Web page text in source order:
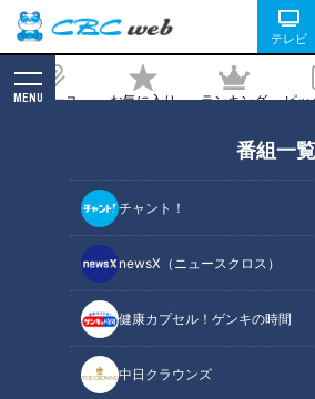
テレビ
ニュース お気に入り ランキング ピッ
MENU
番組一覧
チャント！
newsX（ニュースクロス）
健康カプセル！ゲンキの時間
中日クラウンズ
ない影の名捕手・小田幸平
ゃんやねん！名前あるわっ
記事に戻る